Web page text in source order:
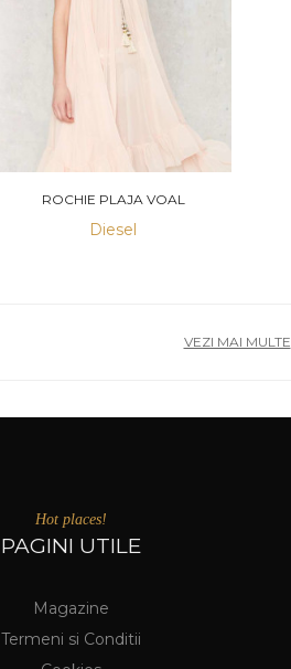
ROCHIE PLAJA VOAL
Diesel
VEZI MAI MULTE
Hot places!
PAGINI UTILE
Magazine
Termeni si Conditii